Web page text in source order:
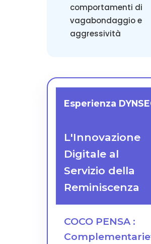
comportamenti di
vagabondaggio e
aggressività
Esperienza
L'Innovazione
Digitale al
Servizio della
Reminiscenza
COCO PENSA :